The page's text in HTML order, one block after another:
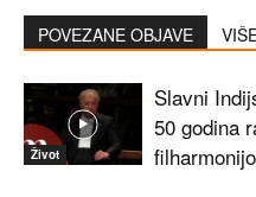
POVEZANE OBJAVE
Život
Slavni
50 godina